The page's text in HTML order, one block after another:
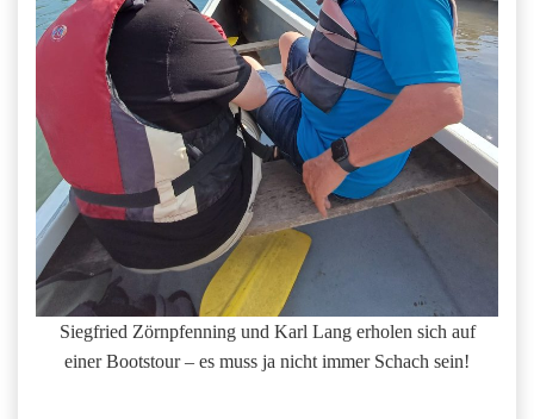
Siegfried Zörnpfenning und Karl Lang erholen sich auf
einer Bootstour – es muss ja nicht immer Schach sein!